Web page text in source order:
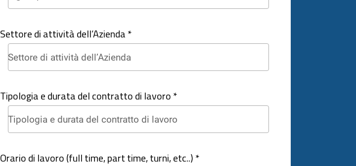
Settore di attività dell’Azienda *
Tipologia e durata del contratto di lavoro *
Orario di lavoro (full time, part time, turni, etc..) *